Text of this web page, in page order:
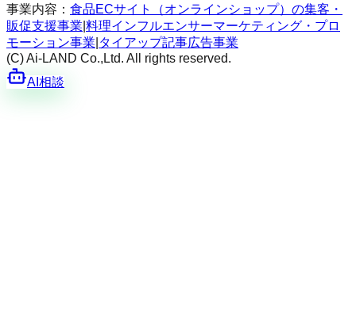
事業内容： 食品ECサイト（オンラインショップ）の集客・
販促支援事業 料理インフルエンサーマーケティング・プロ
モーション事業 タイアップ記事広告事業
(C) Ai-LAND Co.,Ltd. All rights reserved.
AI相談